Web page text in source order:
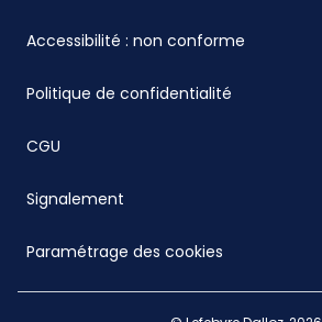
Accessibilité : non conforme
Politique de confidentialité
CGU
Signalement
Paramétrage des cookies